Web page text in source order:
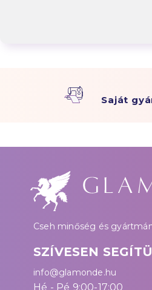
Saját
Cseh minőség és
SZÍVESEN
info@glamonde.hu
Hé - Pé 9:00-17:00